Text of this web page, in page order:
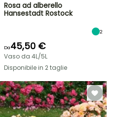
Rosa ad alberello
Hansestadt Rostock
2
Da45,50 €
Vaso da 4L/5L
Disponibile in 2 taglie